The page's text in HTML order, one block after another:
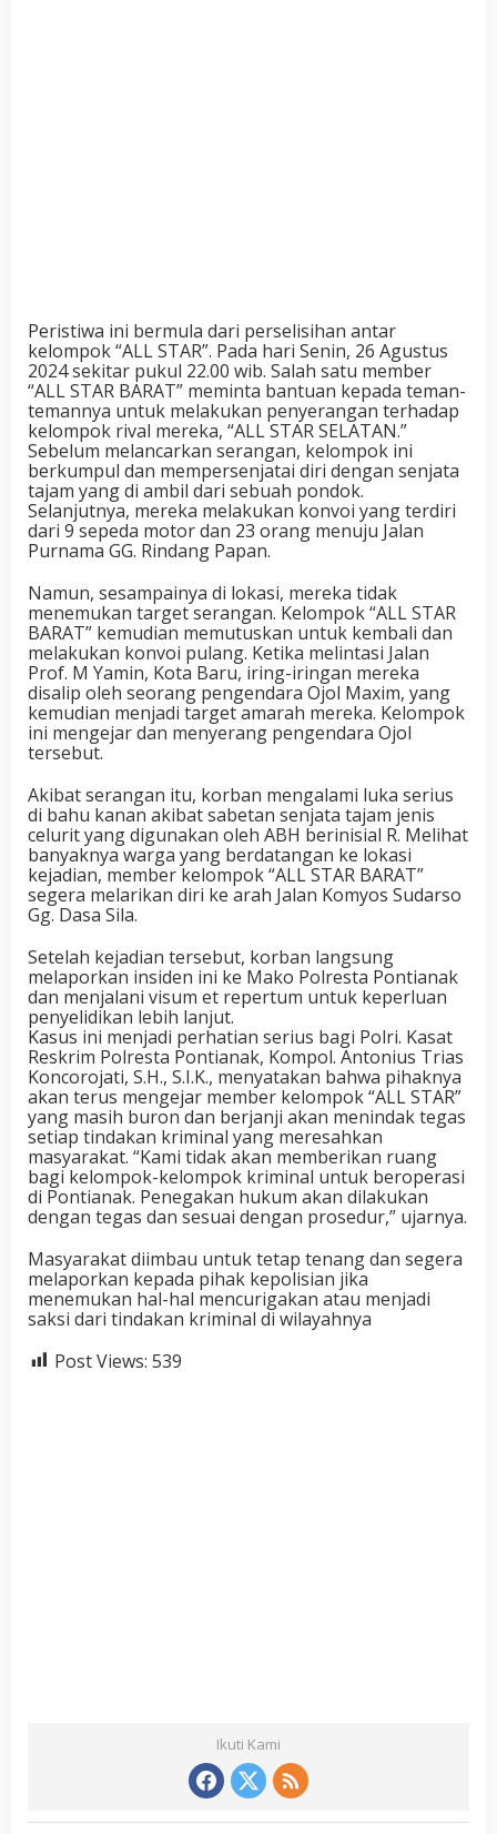
Peristiwa ini bermula dari perselisihan antar
kelompok “ALL STAR”. Pada hari Senin, 26 Agustus
2024 sekitar pukul 22.00 wib. Salah satu member
“ALL STAR BARAT” meminta bantuan kepada teman-
temannya untuk melakukan penyerangan terhadap
kelompok rival mereka, “ALL STAR SELATAN.”
Sebelum melancarkan serangan, kelompok ini
berkumpul dan mempersenjatai diri dengan senjata
tajam yang di ambil dari sebuah pondok.
Selanjutnya, mereka melakukan konvoi yang terdiri
dari 9 sepeda motor dan 23 orang menuju Jalan
Purnama GG. Rindang Papan.
Namun, sesampainya di lokasi, mereka tidak
menemukan target serangan. Kelompok “ALL STAR
BARAT” kemudian memutuskan untuk kembali dan
melakukan konvoi pulang. Ketika melintasi Jalan
Prof. M Yamin, Kota Baru, iring-iringan mereka
disalip oleh seorang pengendara Ojol Maxim, yang
kemudian menjadi target amarah mereka. Kelompok
ini mengejar dan menyerang pengendara Ojol
tersebut.
Akibat serangan itu, korban mengalami luka serius
di bahu kanan akibat sabetan senjata tajam jenis
celurit yang digunakan oleh ABH berinisial R. Melihat
banyaknya warga yang berdatangan ke lokasi
kejadian, member kelompok “ALL STAR BARAT”
segera melarikan diri ke arah Jalan Komyos Sudarso
Gg. Dasa Sila.
Setelah kejadian tersebut, korban langsung
melaporkan insiden ini ke Mako Polresta Pontianak
dan menjalani visum et repertum untuk keperluan
penyelidikan lebih lanjut.
Kasus ini menjadi perhatian serius bagi Polri. Kasat
Reskrim Polresta Pontianak, Kompol. Antonius Trias
Koncorojati, S.H., S.I.K., menyatakan bahwa pihaknya
akan terus mengejar member kelompok “ALL STAR”
yang masih buron dan berjanji akan menindak tegas
setiap tindakan kriminal yang meresahkan
masyarakat. “Kami tidak akan memberikan ruang
bagi kelompok-kelompok kriminal untuk beroperasi
di Pontianak. Penegakan hukum akan dilakukan
dengan tegas dan sesuai dengan prosedur,” ujarnya.
Masyarakat diimbau untuk tetap tenang dan segera
melaporkan kepada pihak kepolisian jika
menemukan hal-hal mencurigakan atau menjadi
saksi dari tindakan kriminal di wilayahnya
Post Views: 539
Ikuti Kami